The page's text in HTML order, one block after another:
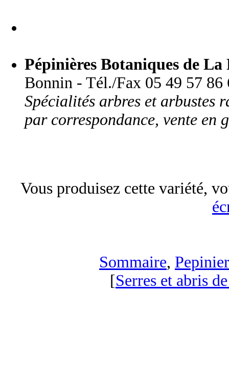
Pépinières Botaniques de La
Bonnin - Tél./Fax 05 49 57
Spécialités arbres et arbustes
par correspondance, vente en
Vous produisez cette variété,
Sommaire,
[Serres et abris